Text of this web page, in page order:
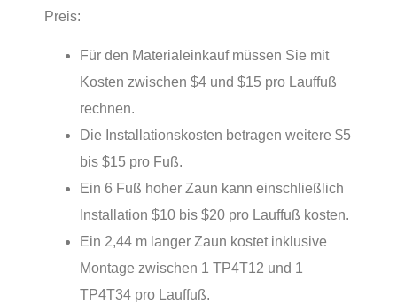
Preis:
Für den Materialeinkauf müssen Sie mit
Kosten zwischen $4 und $15 pro Lauffuß
rechnen.
Die Installationskosten betragen weitere $5
bis $15 pro Fuß.
Ein 6 Fuß hoher Zaun kann einschließlich
Installation $10 bis $20 pro Lauffuß kosten.
Ein 2,44 m langer Zaun kostet inklusive
Montage zwischen 1 TP4T12 und 1
TP4T34 pro Lauffuß.